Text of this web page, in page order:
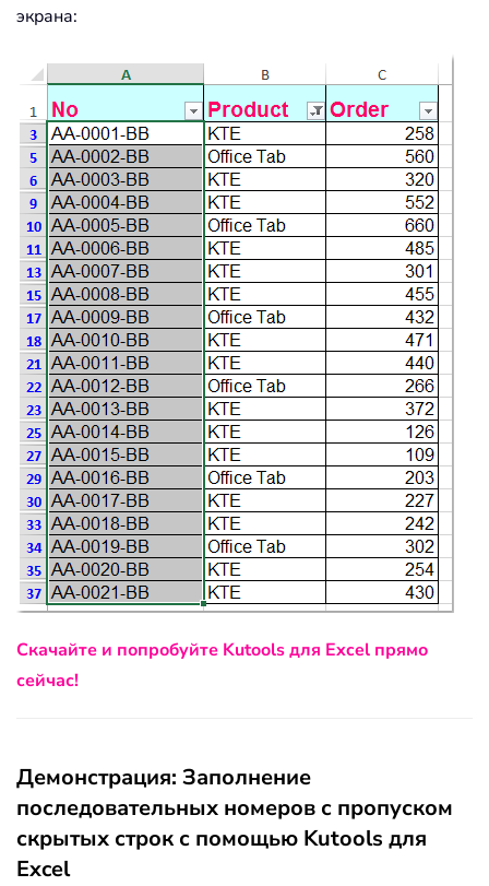
экрана:
Скачайте и попробуйте Kutools для Excel прямо
сейчас!
Демонстрация: Заполнение
последовательных номеров с пропуском
скрытых строк с помощью Kutools для
Excel